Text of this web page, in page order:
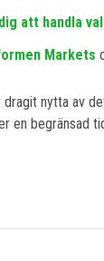
att handla
Markets
nytta av
en begränsad